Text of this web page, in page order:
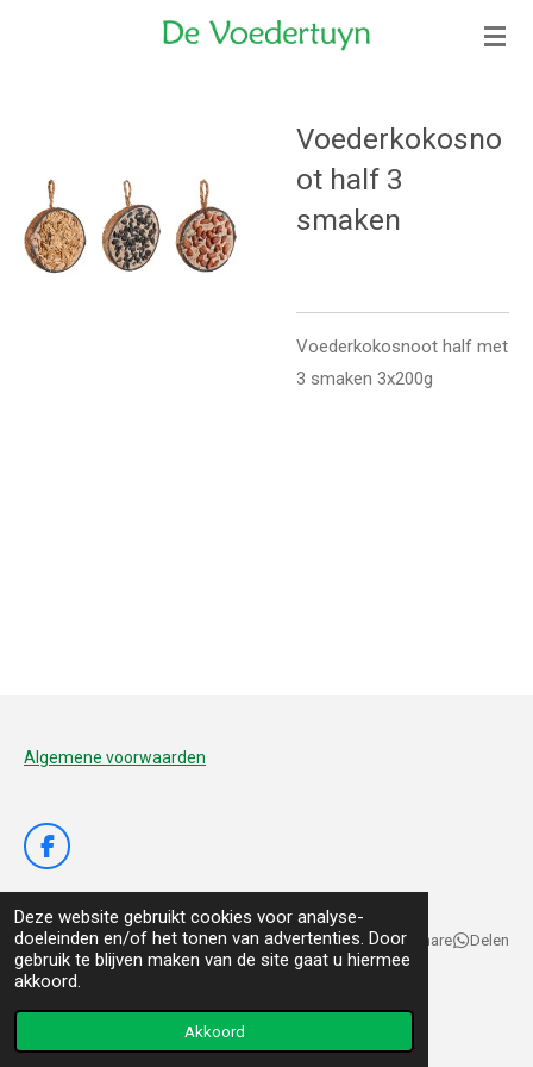
Deze website gebruikt cookies voor analyse-
doeleinden en/of het tonen van advertenties. Door
gebruik te blijven maken van de site gaat u hiermee
akkoord.
Akkoord
Voederkokosno
ot half 3
smaken
Voederkokosnoot half met
3 smaken 3x200g
Algemene voorwaarden
F
a
c
e
b
o
o
k
Delen Deel Share Delen
© 2020 - 2026 De Voedertuyn